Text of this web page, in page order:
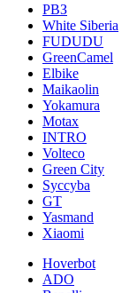
РВЗ
White Siberia
FUDUDU
GreenCamel
Elbike
Maikaolin
Yokamura
Motax
INTRO
Volteco
Green City
Syccyba
GT
Yasmand
Xiaomi
Hoverbot
ADO